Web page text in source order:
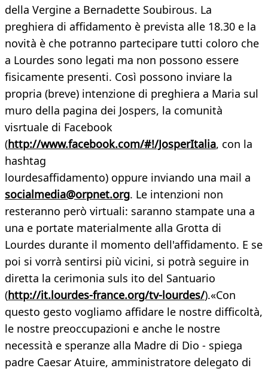
della Vergine a Bernadette Soubirous. La
preghiera di affidamento è prevista alle 18.30 e la
novità è che potranno partecipare tutti coloro che
a Lourdes sono legati ma non possono essere
fisicamente presenti. Così possono inviare la
propria (breve) intenzione di preghiera a Maria sul
muro della pagina dei Jospers, la comunità
visrtuale di Facebook
(http://www.facebook.com/#!/JosperItalia, con la
hashtag
lourdesaffidamento) oppure inviando una mail a
socialmedia@orpnet.org. Le intenzioni non
resteranno però virtuali: saranno stampate una a
una e portate materialmente alla Grotta di
Lourdes durante il momento dell'affidamento. E se
poi si vorrà sentirsi più vicini, si potrà seguire in
diretta la cerimonia suls ito del Santuario
(http://it.lourdes-france.org/tv-lourdes/).«Con
questo gesto vogliamo affidare le nostre difficoltà,
le nostre preoccupazioni e anche le nostre
necessità e speranze alla Madre di Dio - spiega
padre Caesar Atuire, amministratore delegato di